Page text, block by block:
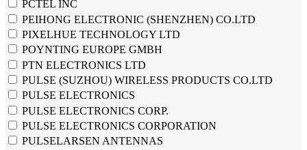
PCTEL INC
PEIHONG ELECTRONIC (SHENZHEN) CO.LTD
PIXELHUE TECHNOLOGY LTD
POYNTING EUROPE GMBH
PTN ELECTRONICS LTD
PULSE (SUZHOU) WIRELESS PRODUCTS CO.LTD
PULSE ELECTRONICS
PULSE ELECTRONICS CORP.
PULSE ELECTRONICS CORPORATION
PULSELARSEN ANTENNAS